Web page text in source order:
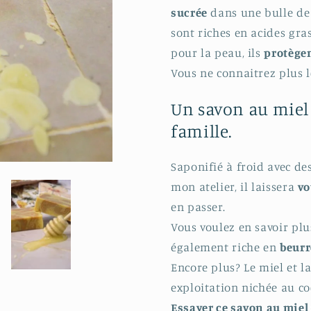
sucrée dans une bulle
sont riches en acides
pour la peau, ils
Vous ne connaitrez plus
Un savon au
famille.
Saponifié à froid avec des
mon atelier, il laissera
en passer.
Vous voulez en savoir
également riche en
Encore plus? Le miel et
exploitation nichée au
Essayer ce savon au